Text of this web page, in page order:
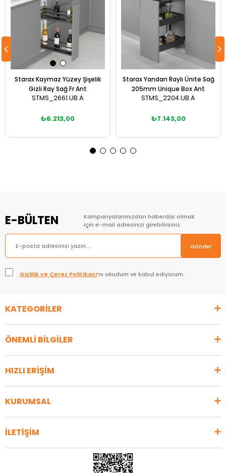
Starax Kaymaz Yüzey Şişelik
Gizli Ray Sağ Fr Ant
STMS_2661.UB.A
₺6.213,00
Starax Yandan Raylı Ünite Sağ
205mm Unique Box Ant
STMS_2204.UB.A
₺7.143,00
E-BÜLTEN
Kampanyalarımızdan haberdar olmak
için e-mail adresinizi girebilirsiniz.
Gönder
Gizlilik ve Çerez Politikası’nı okudum ve kabul ediyorum.
KATEGORİLER
ÖNEMLİ BİLGİLER
HIZLI ERİŞİM
KURUMSAL
İLETİŞİM